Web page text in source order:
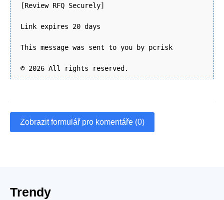
[Review RFQ Securely]
Link expires 20 days
This message was sent to you by pcrisk
© 2026 All rights reserved.
Zobrazit formulář pro komentáře (0)
Trendy